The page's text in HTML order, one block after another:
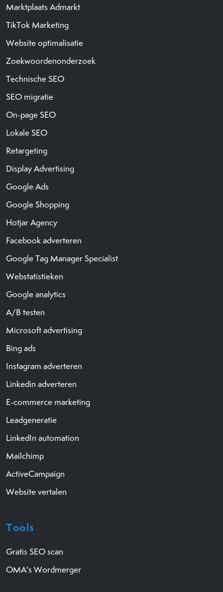
Marktplaats Admarkt
TikTok Marketing
Website optimalisatie
Zoekwoordenonderzoek
Technische SEO
SEO migratie
On-page SEO
Lokale SEO
Retargeting
Display Advertising
Google Ads
Google Shopping
Hotjar Agency
Facebook adverteren
Google Tag Manager Specialist
Webstatistieken
Google analytics
A/B testen
Microsoft advertising
Bing ads
Instagram adverteren
Linkedin adverteren
E-commerce marketing
Leadgeneratie
LinkedIn automation
Mailchimp
ActiveCampaign
Website vertalen
Tools
Gratis SEO scan
OMA's Wordmerger